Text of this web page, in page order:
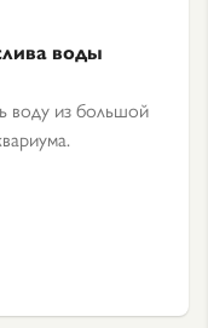
воды
воду из большой